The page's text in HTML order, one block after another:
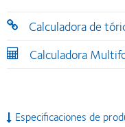
Calculadora de
Calculadora
Especificaciones de